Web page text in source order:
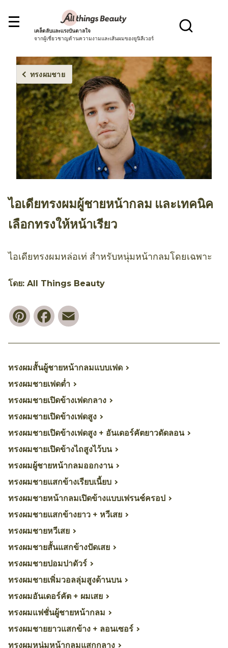
เคล็ดลับและแรงบันดาลใจ
จากผู้เชี่ยวชาญด้านความงามและเส้นผมของยูนิลีเวอร์
ทรงผมชาย
ไอเดียทรงผมผู้ชายหน้ากลม และเทคนิค
เลือกทรงให้หน้าเรียว
ไอเดียทรงผมหล่อเท่ สำหรับหนุ่มหน้ากลมโดยเฉพาะ
โดย: All Things Beauty
PinterestFacebook
ทรงผมสั้นผู้ชายหน้ากลมแบบเฟด
ทรงผมชายเฟดต่ำ
ทรงผมชายเปิดข้างเฟดกลาง
ทรงผมชายเปิดข้างเฟดสูง
ทรงผมชายเปิดข้างเฟดสูง + อันเดอร์คัตยาวดัดลอน
ทรงผมชายเปิดข้างไถสูงไว้บน
ทรงผมผู้ชายหน้ากลมออกงาน
ทรงผมชายแสกข้างเรียบเนี้ยบ
ทรงผมชายหน้ากลมเปิดข้างแบบเฟรนช์ครอป
ทรงผมชายแสกข้างยาว + หวีเสย
ทรงผมชายหวีเสย
ทรงผมชายสั้นแสกข้างปัดเสย
ทรงผมชายปอมปาดัวร์
ทรงผมชายเพิ่มวอลลุ่มสูงด้านบน
ทรงผมอันเดอร์คัต + ผมเสย
ทรงผมแฟชั่นผู้ชายหน้ากลม
ทรงผมชายยาวแสกข้าง + ลอนเซอร์
ทรงผมหนุ่มหน้ากลมแสกกลาง